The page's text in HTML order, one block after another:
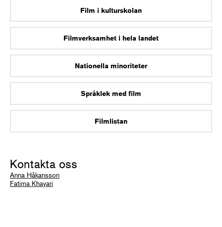
Film i kulturskolan
Filmverksamhet i hela landet
Nationella minoriteter
Språklek med film
Filmlistan
Kontakta oss
Anna Håkansson
Fatima Khayari